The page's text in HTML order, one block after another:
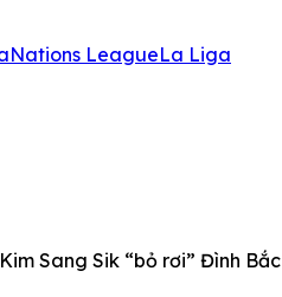
Nations LeagueLa Liga
Sang Sik “bỏ rơi” Đình Bắc